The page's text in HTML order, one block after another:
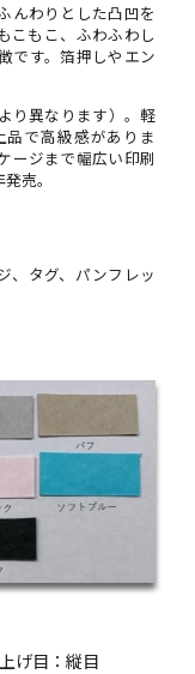
んわりとした凸凹を
こもこ、ふわふわし
です。箔押しやエン
り異なります）。軽
で高級感がありま
ージまで幅広い印刷
売。
、タグ、パンフレッ
げ目：縦目